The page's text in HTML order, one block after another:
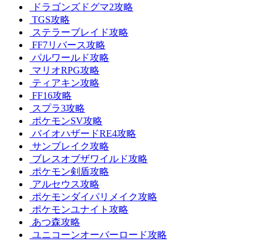
ドラゴンズドグマ2攻略
TGS攻略
ステラーブレイド攻略
FF7リバース攻略
パルワールド攻略
マリオRPG攻略
ティアキン攻略
FF16攻略
スプラ3攻略
ポケモンSV攻略
バイオハザードRE4攻略
サンブレイク攻略
ブレスオブザワイルド攻略
ポケモン剣盾攻略
アルセウス攻略
ポケモンダイパリメイク攻略
ポケモンユナイト攻略
あつ森攻略
ユニコーンオーバーロード攻略